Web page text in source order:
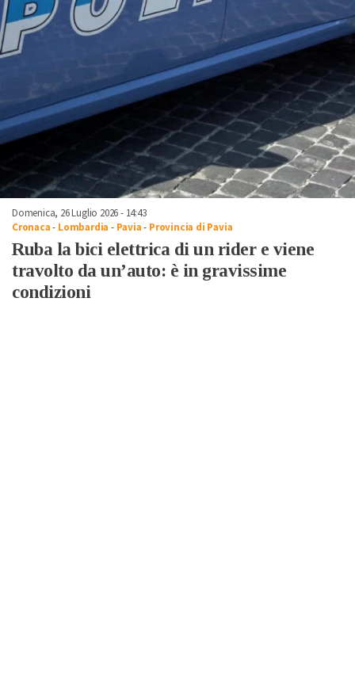
Domenica, 26 Luglio 2026 - 14:43
Cronaca- Lombardia - Pavia- Provincia di Pavia
Ruba la bici elettrica di un rider e viene
travolto da un’auto: è in gravissime
condizioni